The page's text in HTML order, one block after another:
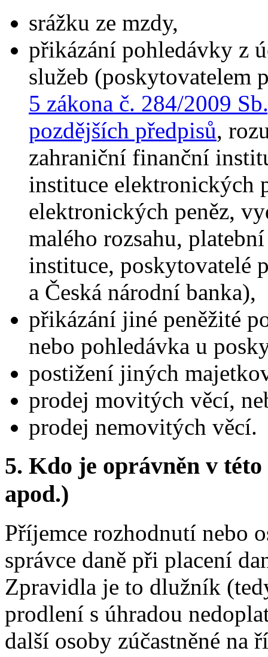
srážku ze mzdy,
přikázání pohledávky z
služeb (poskytovatelem
5 zákona č. 284/2009
pozdějších předpisů,
zahraniční finanční
instituce elektronických
elektronických peněz,
malého rozsahu,
instituce, poskytovatelé
a Česká národní banka),
přikázání jiné peněžité
nebo pohledávka u
postižení jiných
prodej movitých věcí,
prodej nemovitých věcí.
5. Kdo je oprávněn v
apod.)
Příjemce rozhodnutí nebo
správce daně při placení
Zpravidla je to dlužník
prodlení s úhradou
další osoby zúčastněné